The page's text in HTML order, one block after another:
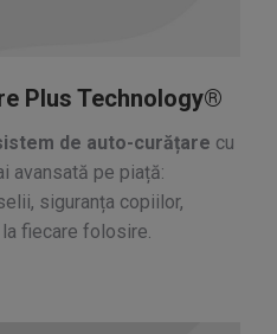
Plus Technology®
de auto-curățare cu
avansată pe piață:
siguranța copiilor,
fiecare folosire.